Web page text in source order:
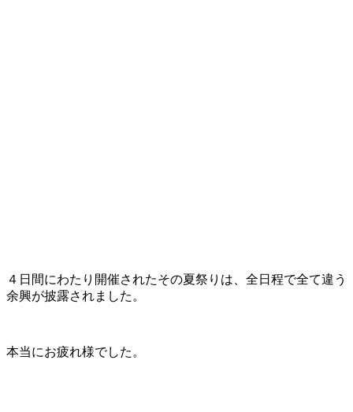
４日間にわたり開催されたその夏祭りは、全日程で全て違う
余興が披露されました。
本当にお疲れ様でした。